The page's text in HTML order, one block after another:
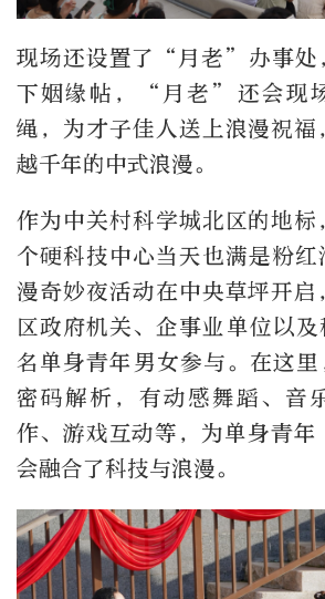
现场还设置了“月老”办事处
下姻缘帖，“月老”还会现
绳，为才子佳人送上浪漫祝福
越千年的中式浪漫。
作为中关村科学城北区的地标
个硬科技中心当天也满是粉
漫奇妙夜活动在中央草坪开启
区政府机关、企事业单位以
名单身青年男女参与。在这
密码解析，有动感舞蹈、音
作、游戏互动等，为单身青
会融合了科技与浪漫。